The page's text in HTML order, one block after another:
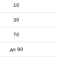
10
30
70
до 90